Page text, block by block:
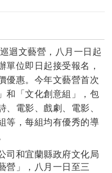
迴文藝營，八月一日起
單位即日起接受報名，
優惠。今年文藝營首次
和「文化創意組」，包
、電影、戲劇、電影、
等，每組均有優秀的導
司和宜蘭縣政府文化局
營」，八月一日至三